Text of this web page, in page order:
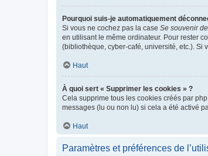
Pourquoi suis-je automatiquement
Si vous ne cochez pas la case Se souvenir
en utilisant le même ordinateur. Pour rester
(bibliothèque, cyber-café, université, etc.). Si
Haut
À quoi sert « Supprimer les cookies » ?
Cela supprime tous les cookies créés par
messages (lu ou non lu) si cela a été activé
Haut
Paramètres et préférences de